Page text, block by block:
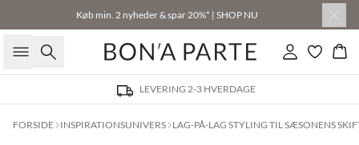
Køb min. 2 nyheder & spar 20%* | SHOP NU
Søg Log ind
LEVERING 2-3 HVERDAGE
FORSIDE INSPIRATIONSUNIVERS LAG-PÅ-LAG STYLING TIL SÆSONENS